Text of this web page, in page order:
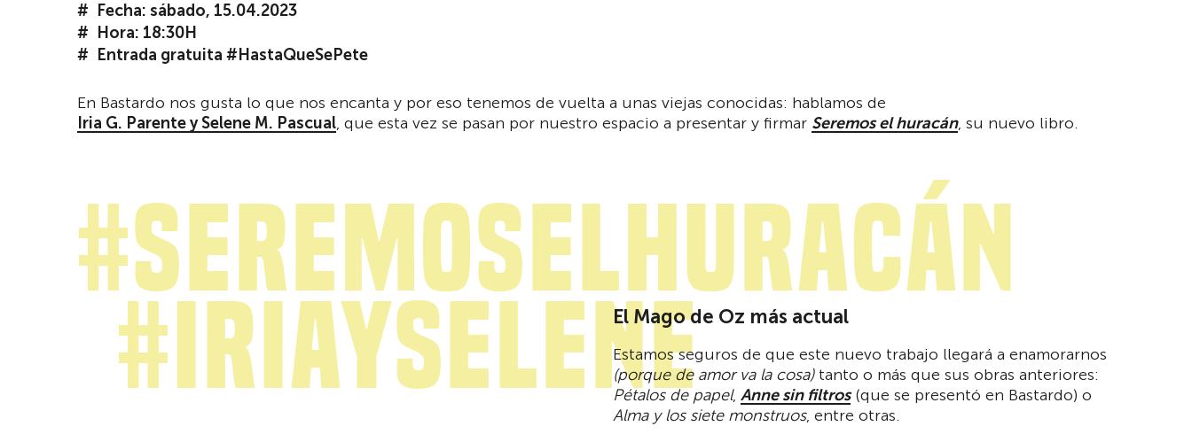
Fecha: sábado, 15.04.2023
Hora: 18:30H
Entrada gratuita #HastaQueSePete
En Bastardo nos gusta lo que nos encanta y por eso tenemos de vuelta a unas viejas conocidas: hablamos de
Iria G. Parente y Selene M. Pascual, que esta vez se pasan por nuestro espacio a presentar y firmar Seremos el huracán, su nuevo libro.
#SeremosElHuracán
#IriaYSeleneEl Mago de Oz más actual
Estamos seguros de que este nuevo trabajo llegará a enamorarnos
(porque de amor va la cosa)tanto o más que sus obras anteriores:
Pétalos de papel,Anne sin filtros(que se presentó en Bastardo) o
Alma y los siete monstruos, entre otras.